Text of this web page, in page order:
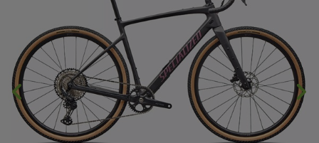
chevron_backward chevron_forward